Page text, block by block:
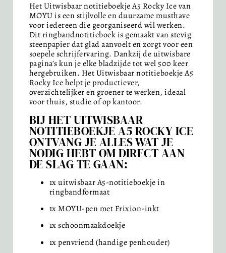
Het Uitwisbaar notitieboekje A5 Rocky Ice van
MOYU is een stijlvolle en duurzame musthave
voor iedereen die georganiseerd wil werken.
Dit ringbandnotitieboek is gemaakt van stevig
steenpapier dat glad aanvoelt en zorgt voor een
soepele schrijfervaring. Dankzij de uitwisbare
pagina’s kun je elke bladzijde tot wel 500 keer
hergebruiken. Het Uitwisbaar notitieboekje A5
Rocky Ice helpt je productiever,
overzichtelijker en groener te werken, ideaal
voor thuis, studie of op kantoor.
BIJ HET UITWISBAAR
NOTITIEBOEKJE A5 ROCKY ICE
ONTVANG JE ALLES WAT JE
NODIG HEBT OM DIRECT AAN
DE SLAG TE GAAN:
1x uitwisbaar A5-notitieboekje in
ringbandformaat
1x MOYU-pen met Frixion-inkt
1x schoonmaakdoekje
1x penvriend (handige penhouder)